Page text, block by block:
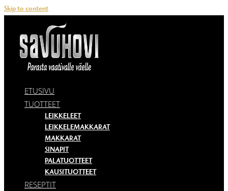
Skip to content
ETUSIVU
TUOTTEET
LEIKKELEET
LEIKKELEMAKKARAT
MAKKARAT
SINAPIT
PALATUOTTEET
KAUSITUOTTEET
RESEPTIT